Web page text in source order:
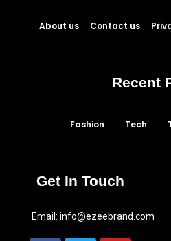
About us Contact us
Recent
Fashion Tech
Get In Touch
Email: info@ezeebrand.com